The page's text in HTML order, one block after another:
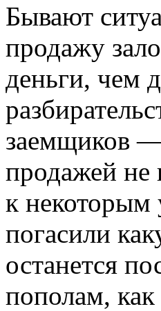
Бывают
продажу
деньги, чем
заемщиков —
продажей не
к некоторым
погасили
останется
пополам,